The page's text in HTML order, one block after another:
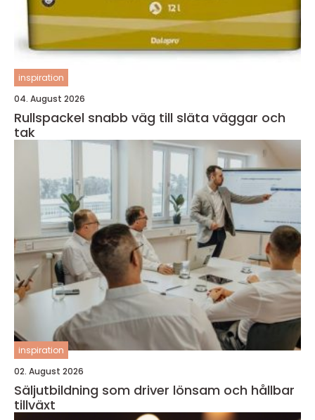
inspiration
04. August 2026
Rullspackel snabb väg till släta väggar och
tak
inspiration
02. August 2026
Säljutbildning som driver lönsam och hållbar
tillväxt